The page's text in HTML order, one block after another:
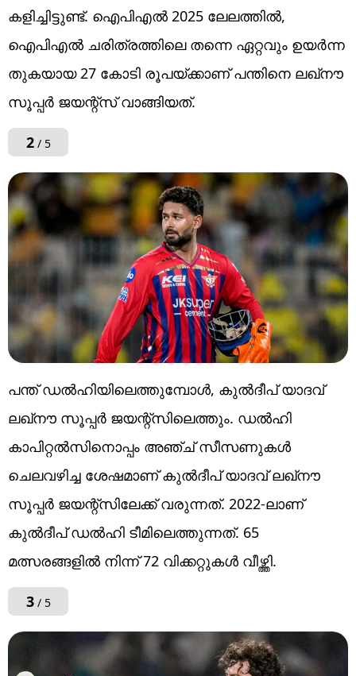
കളിച്ചിട്ടുണ്ട്. ഐപിഎൽ 2025 ലേലത്തിൽ,
ഐപിഎൽ ചരിത്രത്തിലെ തന്നെ ഏറ്റവും ഉയർന്ന
തുകയായ 27 കോടി രൂപയ്ക്കാണ് പന്തിനെ ലഖ്‌നൗ
സൂപ്പർ ജയന്റ്സ് വാങ്ങിയത്.
2/ 5
പന്ത് ഡല്‍ഹിയിലെത്തുമ്പോള്‍, കുല്‍ദീപ് യാദവ്
ലഖ്‌നൗ സൂപ്പര്‍ ജയന്റ്‌സിലെത്തും. ഡൽഹി
കാപിറ്റൽസിനൊപ്പം അഞ്ച് സീസണുകൾ
ചെലവഴിച്ച ശേഷമാണ് കുൽദീപ് യാദവ് ലഖ്‌നൗ
സൂപ്പർ ജയന്റ്സിലേക്ക് വരുന്നത്. 2022-ലാണ്
കുല്‍ദീപ് ഡല്‍ഹി ടീമിലെത്തുന്നത്. 65
മത്സരങ്ങളിൽ നിന്ന് 72 വിക്കറ്റുകൾ വീഴ്ത്തി.
3/ 5